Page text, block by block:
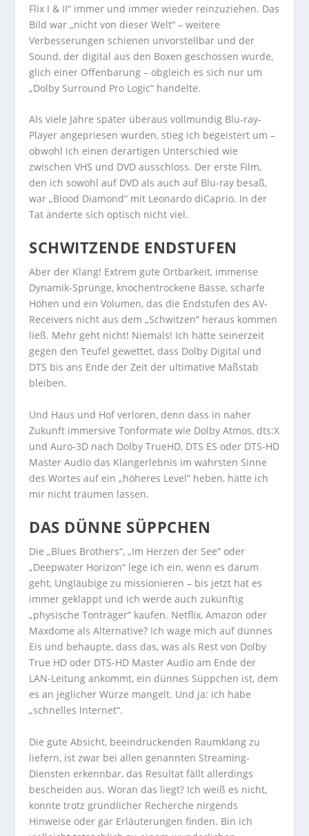
Flix I & II“ immer und immer wieder reinzuziehen. Das
Bild war „nicht von dieser Welt“ – weitere
Verbesserungen schienen unvorstellbar und der
Sound, der digital aus den Boxen geschossen wurde,
glich einer Offenbarung – obgleich es sich nur um
„Dolby Surround Pro Logic“ handelte.
Als viele Jahre später überaus vollmundig Blu-ray-
Player angepriesen wurden, stieg ich begeistert um –
obwohl ich einen derartigen Unterschied wie
zwischen VHS und DVD ausschloss. Der erste Film,
den ich sowohl auf DVD als auch auf Blu-ray besaß,
war „Blood Diamond“ mit Leonardo diCaprio. In der
Tat änderte sich optisch nicht viel.
SCHWITZENDE ENDSTUFEN
Aber der Klang! Extrem gute Ortbarkeit, immense
Dynamik-Sprünge, knochentrockene Bässe, scharfe
Höhen und ein Volumen, das die Endstufen des AV-
Receivers nicht aus dem „Schwitzen“ heraus kommen
ließ. Mehr geht nicht! Niemals! Ich hätte seinerzeit
gegen den Teufel gewettet, dass Dolby Digital und
DTS bis ans Ende der Zeit der ultimative Maßstab
bleiben.
Und Haus und Hof verloren, denn dass in naher
Zukunft immersive Tonformate wie Dolby Atmos, dts:X
und Auro-3D nach Dolby TrueHD, DTS ES oder DTS-HD
Master Audio das Klangerlebnis im wahrsten Sinne
des Wortes auf ein „höheres Level“ heben, hätte ich
mir nicht träumen lassen.
DAS DÜNNE SÜPPCHEN
Die „Blues Brothers“, „Im Herzen der See“ oder
„Deepwater Horizon“ lege ich ein, wenn es darum
geht, Ungläubige zu missionieren – bis jetzt hat es
immer geklappt und ich werde auch zukünftig
„physische Tonträger“ kaufen. Netflix, Amazon oder
Maxdome als Alternative? Ich wage mich auf dünnes
Eis und behaupte, dass das, was als Rest von Dolby
True HD oder DTS-HD Master Audio am Ende der
LAN-Leitung ankommt, ein dünnes Süppchen ist, dem
es an jeglicher Würze mangelt. Und ja: ich habe
„schnelles Internet“.
Die gute Absicht, beeindruckenden Raumklang zu
liefern, ist zwar bei allen genannten Streaming-
Diensten erkennbar, das Resultat fällt allerdings
bescheiden aus. Woran das liegt? Ich weiß es nicht,
konnte trotz gründlicher Recherche nirgends
Hinweise oder gar Erläuterungen finden. Bin ich